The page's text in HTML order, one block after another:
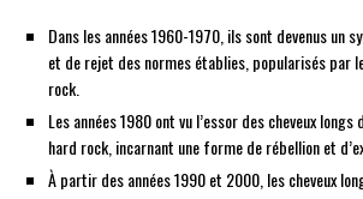
Dans les années 1960-1970, ils sont devenus un
et de rejet des normes établies, popularisés par
rock.
Les années 1980 ont vu l’essor des cheveux
hard rock, incarnant une forme de rébellion et
À partir des années 1990 et 2000, les cheveux